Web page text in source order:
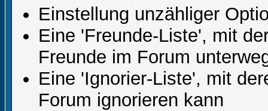
Einstellung unzähliger
Eine 'Freunde-Liste', mit
Freunde im Forum
Eine 'Ignorier-Liste', mit
Forum ignorieren kann